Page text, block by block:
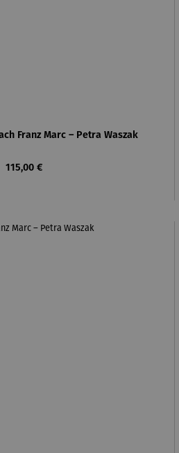
Franz Marc – Petra Waszak
Regulärer Preis:
115,00 €